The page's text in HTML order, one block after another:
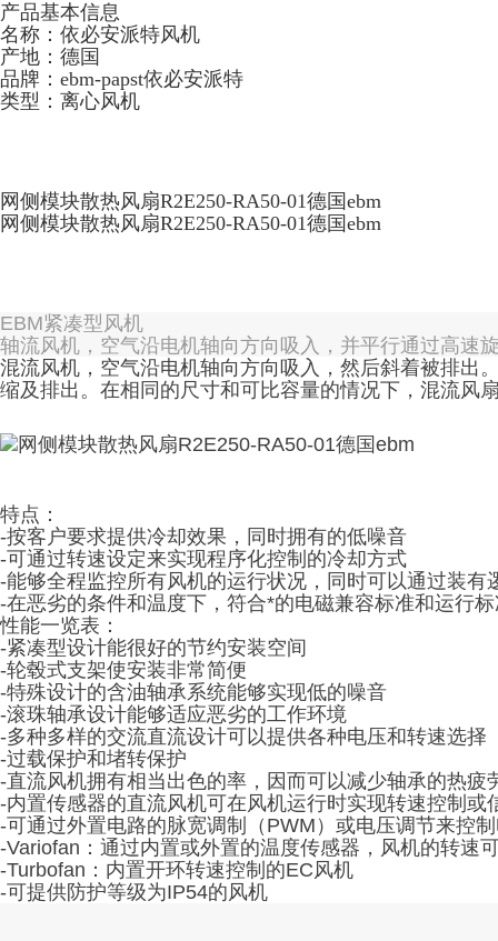
产品基本信息
名称：依必安派特风机
产地：德国
品牌：ebm-papst依必安派特
类型：离心风机
网侧模块散热风扇R2E250-RA50-01德国ebm
网侧模块散热风扇R2E250-RA50-01德国ebm
EBM紧凑型风机
轴流风机，空气沿电机轴向方向吸入，并平行通过高速
混流风机，空气沿电机轴向方向吸入，然后斜着被排出
缩及排出。在相同的尺寸和可比容量的情况下，混流风
特点：
-按客户要求提供冷却效果，同时拥有的低噪音
-可通过转速设定来实现程序化控制的冷却方式
-能够全程监控所有风机的运行状况，同时可以通过装有
-在恶劣的条件和温度下，符合*的电磁兼容标准和运行
性能一览表：
-紧凑型设计能很好的节约安装空间
-轮毂式支架使安装非常简便
-特殊设计的含油轴承系统能够实现低的噪音
-滚珠轴承设计能够适应恶劣的工作环境
-多种多样的交流直流设计可以提供各种电压和转速选择
-过载保护和堵转保护
-直流风机拥有相当出色的率，因而可以减少轴承的热疲
-内置传感器的直流风机可在风机运行时实现转速控制或
-可通过外置电路的脉宽调制（PWM）或电压调节来控
-Variofan：通过内置或外置的温度传感器，风机的转速
-Turbofan：内置开环转速控制的EC风机
-可提供防护等级为IP54的风机